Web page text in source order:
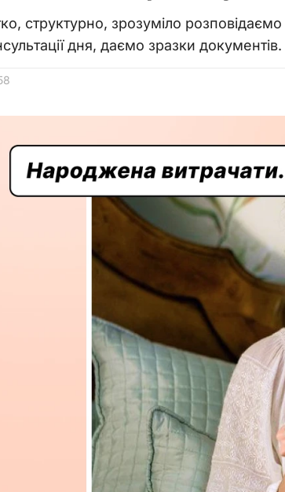
структурно, зрозуміло
дня, даємо зразки